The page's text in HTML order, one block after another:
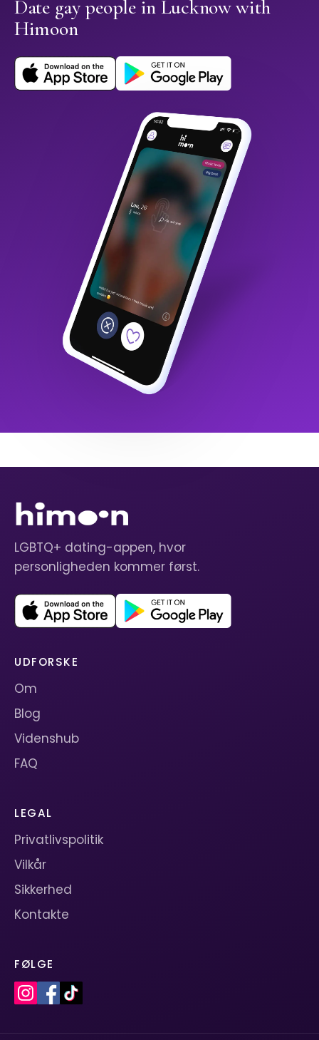
Date gay people in Lucknow with
Himoon
LGBTQ+ dating-appen, hvor
personligheden kommer først.
UDFORSKE
Om
Blog
Videnshub
FAQ
LEGAL
Privatlivspolitik
Vilkår
Sikkerhed
Kontakte
FØLGE